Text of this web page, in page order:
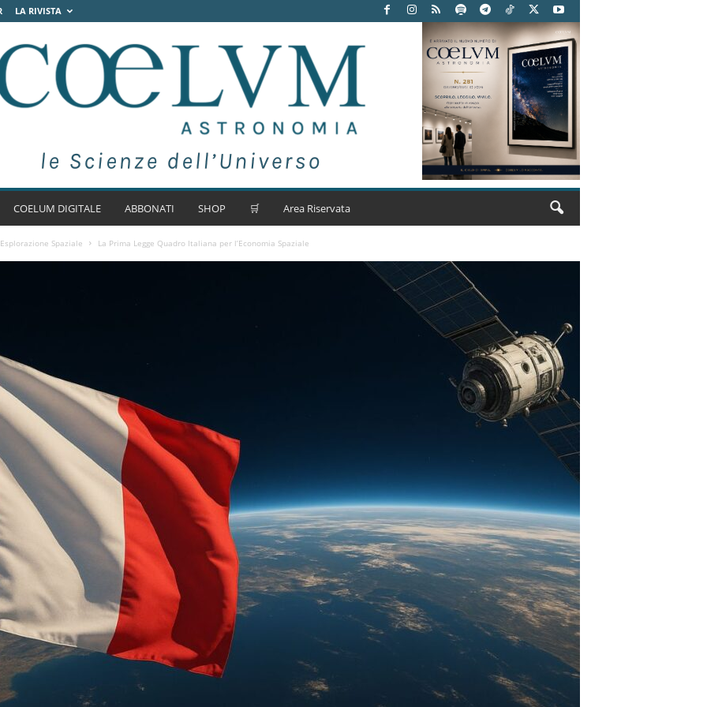
LA RIVISTA
COELUM DIGITALE ABBONATI SHOP 🛒 Area Riservata
Spaziale La Prima Legge Quadro Italiana per l’Economia Spaziale